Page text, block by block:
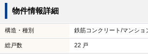
物件情報詳細
構造・種別 鉄筋コンクリート/マンショ
総戸数 22 戸